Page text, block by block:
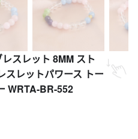
スレット 8MM スト
スレットパワース トー
WRTA-BR-552